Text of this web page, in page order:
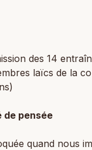
des 14
laïcs de la
de pensée
quand nous